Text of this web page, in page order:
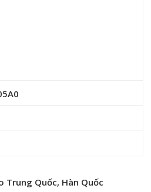
Quốc, Hàn Quốc